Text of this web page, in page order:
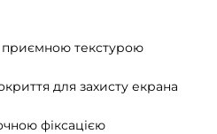
приємною текстурою
для захисту екрана
фіксацією